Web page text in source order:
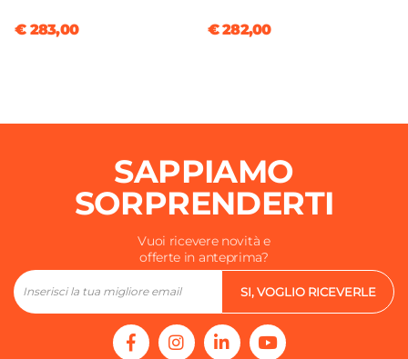
€ 283,00 € 282,00
SAPPIAMO
SORPRENDERTI
Vuoi ricevere novità e
offerte in anteprima?
SI, VOGLIO RICEVERLE